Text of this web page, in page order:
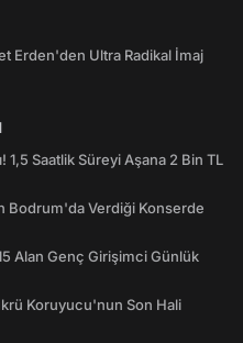
Erden'den Ultra Radikal İmaj
Saatlik Süreyi Aşana 2 Bin TL
Bodrum'da Verdiği Konserde
Alan Genç Girişimci Günlük
Koruyucu'nun Son Hali